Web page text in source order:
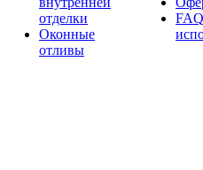
отделки
Оконные
отливы